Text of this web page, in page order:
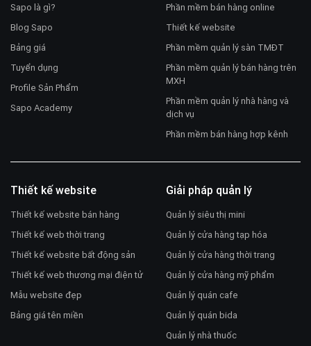
Sapo là gì?
Blog Sapo
Bảng giá
Tuyển dụng
Profile Sản Phẩm
Sapo Academy
Phần mềm bán hàng online
Thiết kế website
Phần mềm quản lý sàn TMĐT
Phần mềm quản lý bán hàng trên
MXH
Phần mềm quản lý nhà hàng và
dịch vụ
Phần mềm bán hàng hợp kênh
Thiết kế website
Thiết kế website bán hàng
Thiết kế web thời trang
Thiết kế website bất động sản
Thiết kế web thương mại điện tử
Mẫu website đẹp
Bảng giá tên miền
Giải pháp quản lý
Quản lý siêu thị mini
Quản lý cửa hàng tạp hóa
Quản lý cửa hàng thời trang
Quản lý cửa hàng mỹ phẩm
Quản lý quán cafe
Quản lý quán bida
Quản lý nhà thuốc